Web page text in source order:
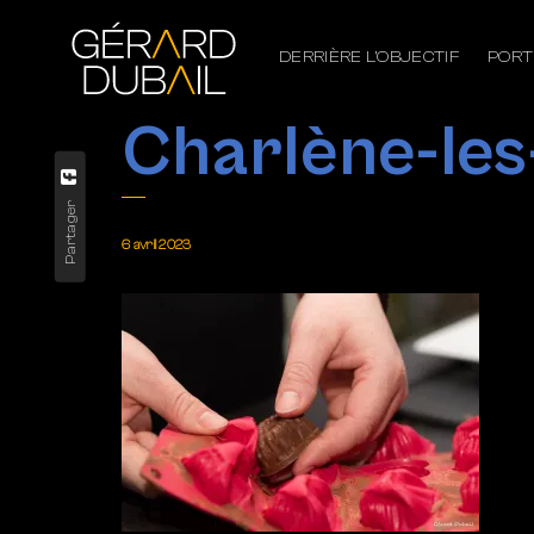
DERRIÈRE L’OBJECTIF
Charlène-
Partager 6 avril 2023